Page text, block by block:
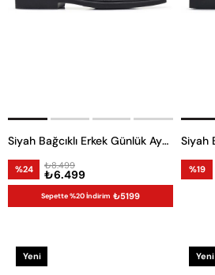
Siyah Bağcıklı Erkek Günlük Ayakkabı
%24 ₺6.499
₺8.499
Sepette %20 İndirim ₺5199
%19
Yeni
Yeni